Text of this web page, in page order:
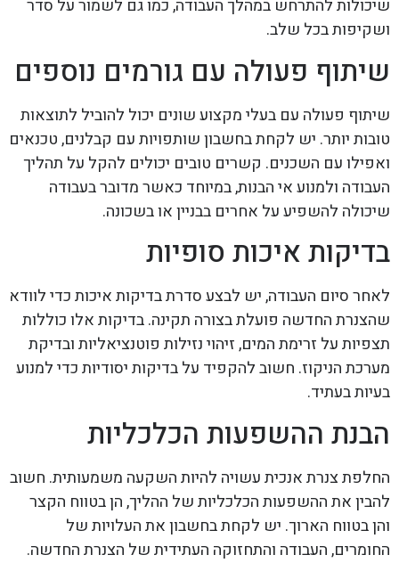
שיכולות להתרחש במהלך העבודה, כמו גם לשמור על סדר
ושקיפות בכל שלב.
שיתוף פעולה עם גורמים נוספים
שיתוף פעולה עם בעלי מקצוע שונים יכול להוביל לתוצאות
טובות יותר. יש לקחת בחשבון שותפויות עם קבלנים, טכנאים
ואפילו עם השכנים. קשרים טובים יכולים להקל על תהליך
העבודה ולמנוע אי הבנות, במיוחד כאשר מדובר בעבודה
שיכולה להשפיע על אחרים בבניין או בשכונה.
בדיקות איכות סופיות
לאחר סיום העבודה, יש לבצע סדרת בדיקות איכות כדי לוודא
שהצנרת החדשה פועלת בצורה תקינה. בדיקות אלו כוללות
תצפיות על זרימת המים, זיהוי נזילות פוטנציאליות ובדיקת
מערכת הניקוז. חשוב להקפיד על בדיקות יסודיות כדי למנוע
בעיות בעתיד.
הבנת ההשפעות הכלכליות
החלפת צנרת אנכית עשויה להיות השקעה משמעותית. חשוב
להבין את ההשפעות הכלכליות של ההליך, הן בטווח הקצר
והן בטווח הארוך. יש לקחת בחשבון את העלויות של
החומרים, העבודה והתחזוקה העתידית של הצנרת החדשה.